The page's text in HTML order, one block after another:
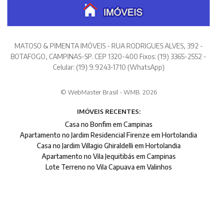
MATOSO & PIMENTA IMÓVEIS - RUA RODRIGUES ALVES, 392 -
BOTAFOGO, CAMPINAS-SP. CEP 1320-400 Fixos: (19) 3365-2552 -
Celular: (19) 9.9243-1710 (WhatsApp)
© WebMaster Brasil - WMB. 2026
IMÓVEIS RECENTES:
Casa no Bonfim em Campinas
Apartamento no Jardim Residencial Firenze em Hortolandia
Casa no Jardim Villagio Ghiraldelli em Hortolandia
Apartamento no Vila Jequitibás em Campinas
Lote Terreno no Vila Capuava em Valinhos